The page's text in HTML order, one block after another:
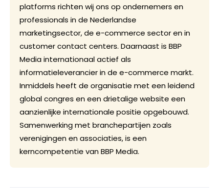
platforms richten wij ons op ondernemers en
professionals in de Nederlandse
marketingsector, de e-commerce sector en in
customer contact centers. Daarnaast is BBP
Media internationaal actief als
informatieleverancier in de e-commerce markt.
Inmiddels heeft de organisatie met een leidend
global congres en een drietalige website een
aanzienlijke internationale positie opgebouwd.
Samenwerking met branchepartijen zoals
verenigingen en associaties, is een
kerncompetentie van BBP Media.